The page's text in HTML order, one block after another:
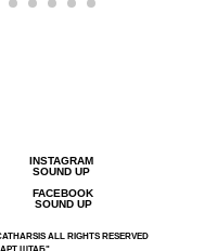
ALL RIGHTS RESERVED
INSTAGRAM
SOUND UP
FACEBOOK
SOUND UP